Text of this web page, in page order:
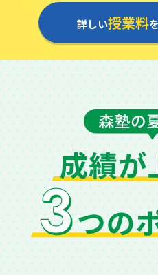
詳しい授業料